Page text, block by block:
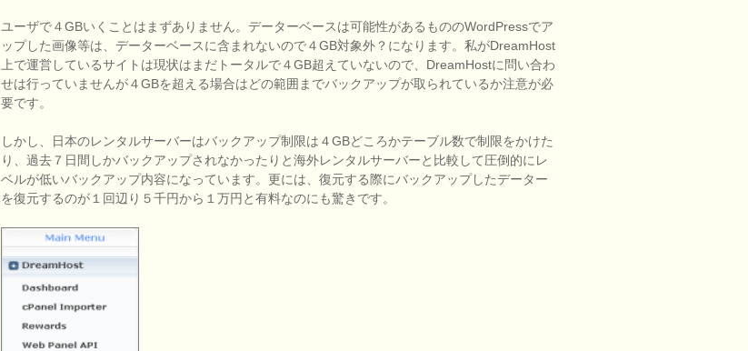
ユーザで４GBいくことはまずありません。データーベースは可能性があるもののWordPressでア
ップした画像等は、データーベースに含まれないので４GB対象外？になります。私がDreamHost
上で運営しているサイトは現状はまだトータルで４GB超えていないので、DreamHostに問い合わ
せは行っていませんが４GBを超える場合はどの範囲までバックアップが取られているか注意が必
要です。
しかし、日本のレンタルサーバーはバックアップ制限は４GBどころかテーブル数で制限をかけた
り、過去７日間しかバックアップされなかったりと海外レンタルサーバーと比較して圧倒的にレ
ベルが低いバックアップ内容になっています。更には、復元する際にバックアップしたデーター
を復元するのが１回辺り５千円から１万円と有料なのにも驚きです。